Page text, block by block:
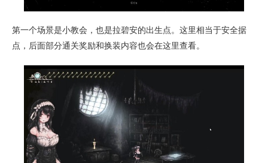
第一个场景是小教会，也是拉碧安的出生点。这里相当于安全据
点，后面部分通关奖励和换装内容也会在这里查看。